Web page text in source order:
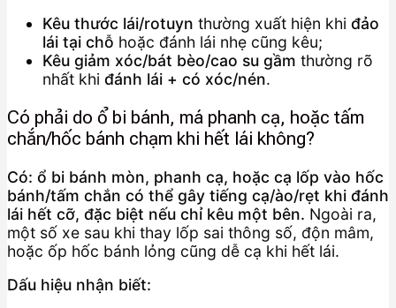
Kêu thước lái/rotuyn thường xuất hiện khi đảo
lái tại chỗ hoặc đánh lái nhẹ cũng kêu;
Kêu giảm xóc/bát bèo/cao su gầm thường rõ
nhất khi đánh lái + có xóc/nén.
Có phải do ổ bi bánh, má phanh cạ, hoặc tấm
chắn/hốc bánh chạm khi hết lái không?
Có: ổ bi bánh mòn, phanh cạ, hoặc cạ lốp vào hốc
bánh/tấm chắn có thể gây tiếng cạ/ào/rẹt khi đánh
lái hết cỡ, đặc biệt nếu chỉ kêu một bên. Ngoài ra,
một số xe sau khi thay lốp sai thông số, độn mâm,
hoặc ốp hốc bánh lỏng cũng dễ cạ khi hết lái.
Dấu hiệu nhận biết: